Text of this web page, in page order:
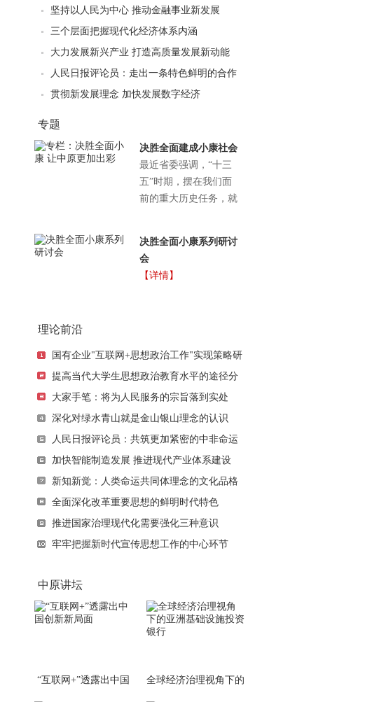
坚持以人民为中心 推动金融事业新发展
三个层面把握现代化经济体系内涵
大力发展新兴产业 打造高质量发展新动能
人民日报评论员：走出一条特色鲜明的合作
共赢之路
贯彻新发展理念 加快发展数字经济
专题
决胜全面建成小康社会
最近省委强调，“十三
五”时期，摆在我们面
前的重大历史任务，就
史任务，关键是深入学
习习近平总书记系列重
要讲话特别是调研指导
旋律、凝聚正能量，引
胜全面建成小康社会、
让中原更加出彩的伟大
事业。为此，从即日
起，本网开设“决胜全
彩”专栏，陆续刊发专
家学者的系列理论文
章，以飨读者。【详
情】
决胜全面小康系列研讨
会
【详情】
理论前沿
国有企业"互联网+思想政治工作"实现策略研
究
提高当代大学生思想政治教育水平的途径分
析
大家手笔：将为人民服务的宗旨落到实处
深化对绿水青山就是金山银山理念的认识
人民日报评论员：共筑更加紧密的中非命运
共同体
加快智能制造发展 推进现代产业体系建设
新知新觉：人类命运共同体理念的文化品格
全面深化改革重要思想的鲜明时代特色
推进国家治理现代化需要强化三种意识
牢牢把握新时代宣传思想工作的中心环节
中原讲坛
“互联网+”透露出中国 全球经济治理视角下的